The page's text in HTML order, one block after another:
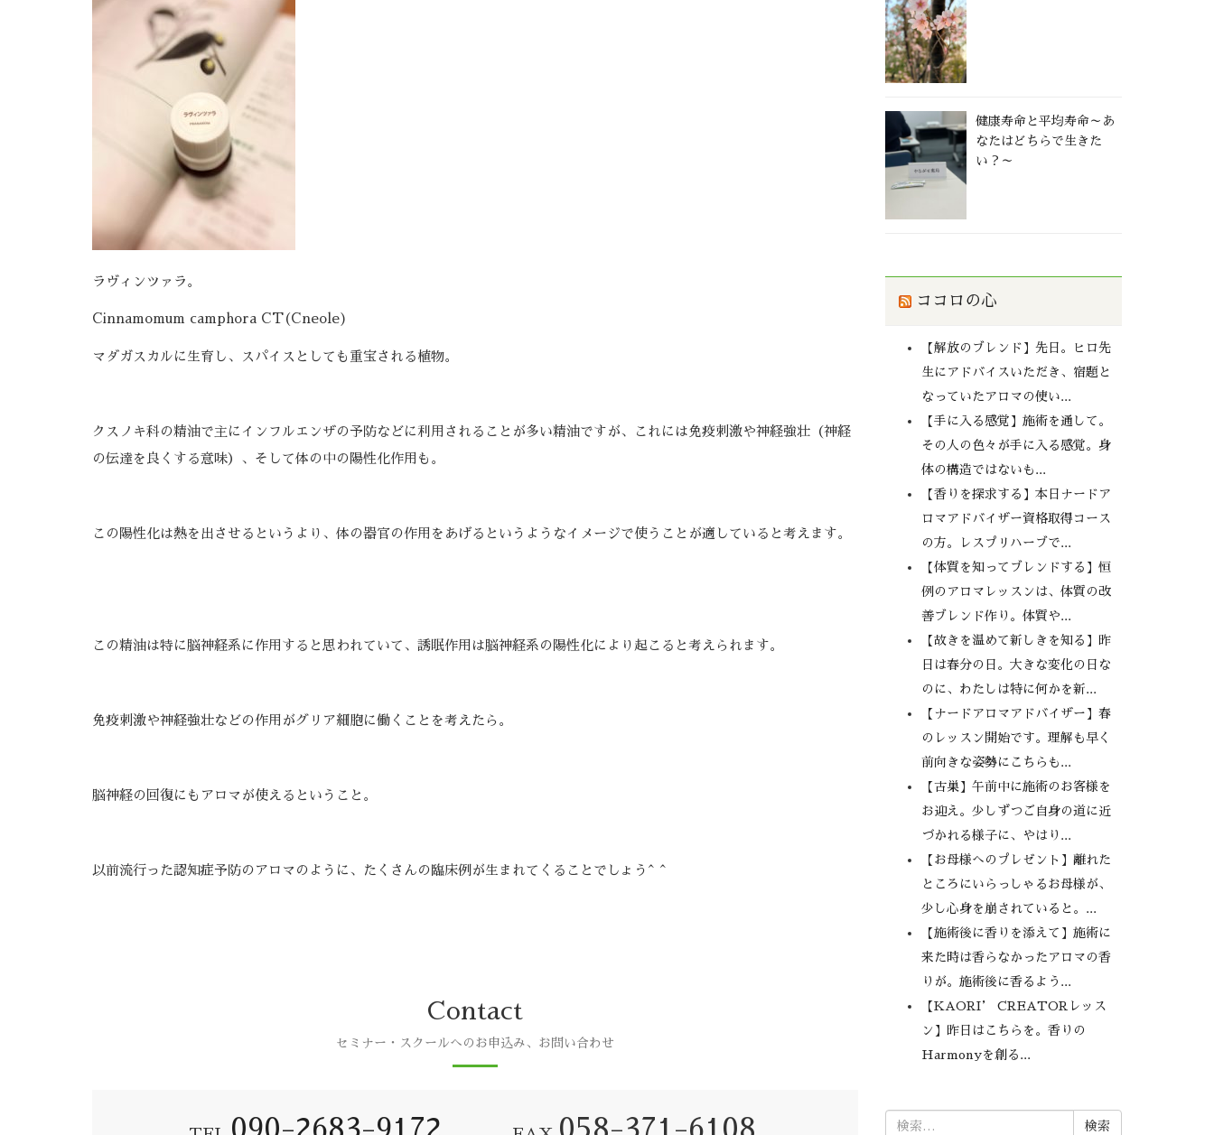
ラヴィンツァラ。
Cinnamomum camphora CT(Cneole)
マダガスカルに生育し、スパイスとしても重宝される植物。
クスノキ科の精油で主にインフルエンザの予防などに利用されることが多い精油ですが、これには免疫刺激や神経強壮（神経
の伝達を良くする意味）、そして体の中の陽性化作用も。
この陽性化は熱を出させるというより、体の器官の作用をあげるというようなイメージで使うことが適していると考えます。
この精油は特に脳神経系に作用すると思われていて、誘眠作用は脳神経系の陽性化により起こると考えられます。
免疫刺激や神経強壮などの作用がグリア細胞に働くことを考えたら。
脳神経の回復にもアロマが使えるということ。
以前流行った認知症予防のアロマのように、たくさんの臨床例が生まれてくることでしょう^ ^
Contact
セミナー・スクールへのお申込み、お問い合わせ
健康寿命と平均寿命～あ
なたはどちらで生きた
い？～
ココロの心
【解放のブレンド】先日。ヒロ先
生にアドバイスいただき、宿題と
なっていたアロマの使い...
【手に入る感覚】施術を通して。
その人の色々が手に入る感覚。身
体の構造ではないも...
【香りを探求する】本日ナードア
ロマアドバイザー資格取得コース
の方。レスプリハーブで...
【体質を知ってブレンドする】恒
例のアロマレッスンは、体質の改
善ブレンド作り。体質や...
【故きを温めて新しきを知る】昨
日は春分の日。大きな変化の日な
のに、わたしは特に何かを新...
【ナードアロマアドバイザー】春
のレッスン開始です。理解も早く
前向きな姿勢にこちらも...
【古巣】午前中に施術のお客様を
お迎え。少しずつご自身の道に近
づかれる様子に、やはり...
【お母様へのプレゼント】離れた
ところにいらっしゃるお母様が、
少し心身を崩されていると。...
【施術後に香りを添えて】施術に
来た時は香らなかったアロマの香
りが。施術後に香るよう...
【KAORI’ CREATORレッス
ン】昨日はこちらを。香りの
Harmonyを創る...